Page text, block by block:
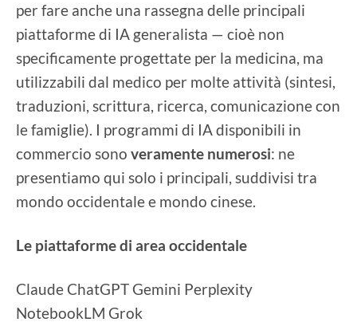
per fare anche una rassegna delle principali
piattaforme di IA generalista — cioè non
specificamente progettate per la medicina, ma
utilizzabili dal medico per molte attività (sintesi,
traduzioni, scrittura, ricerca, comunicazione con
le famiglie). I programmi di IA disponibili in
commercio sono veramente numerosi: ne
presentiamo qui solo i principali, suddivisi tra
mondo occidentale e mondo cinese.
Le piattaforme di area occidentale
Claude ChatGPT Gemini Perplexity
NotebookLM Grok